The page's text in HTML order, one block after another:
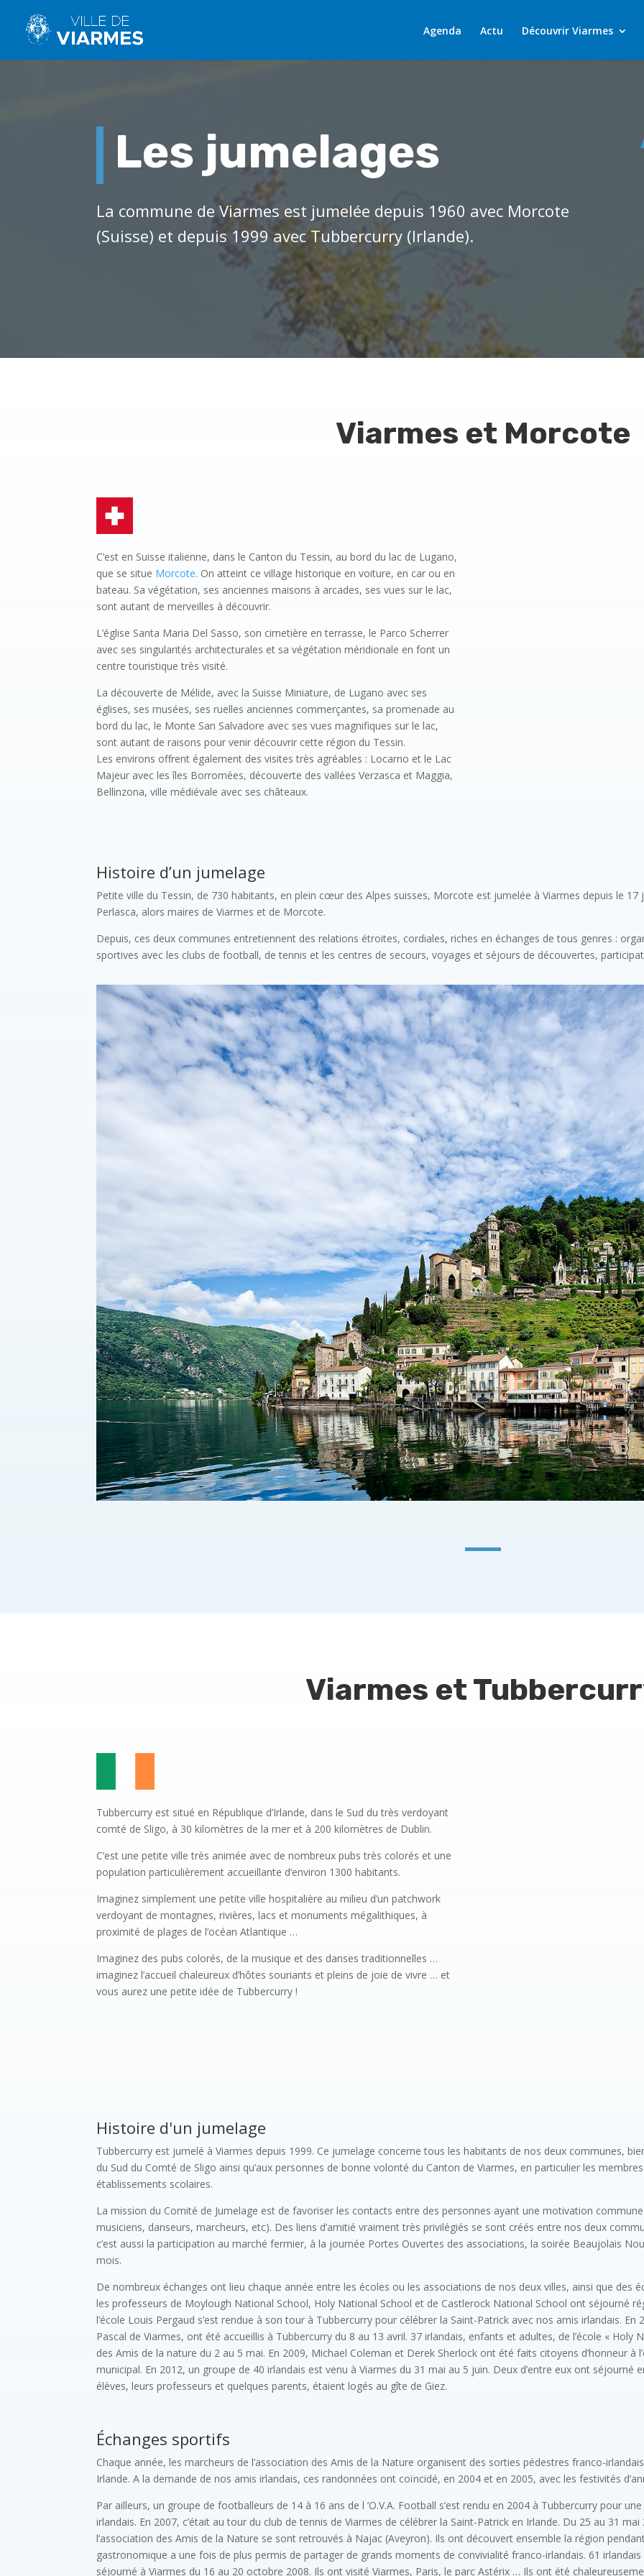
Agenda Actu Découvrir Viarmes
Les jumelages
La commune de Viarmes est jumelée depuis 1960 avec Morcote
(Suisse) et depuis 1999 avec Tubbercurry (Irlande).
Viarmes et Morcote
C’est en Suisse italienne, dans le Canton du Tessin, au bord du lac de Lugano,
que se situe Morcote. On atteint ce village historique en voiture, en car ou en
bateau. Sa végétation, ses anciennes maisons à arcades, ses vues sur le lac,
sont autant de merveilles à découvrir.
L’église Santa Maria Del Sasso, son cimetière en terrasse, le Parco Scherrer
avec ses singularités architecturales et sa végétation méridionale en font un
centre touristique très visité.
La découverte de Mélide, avec la Suisse Miniature, de Lugano avec ses
églises, ses musées, ses ruelles anciennes commerçantes, sa promenade au
bord du lac, le Monte San Salvadore avec ses vues magnifiques sur le lac,
sont autant de raisons pour venir découvrir cette région du Tessin.
Les environs offrent également des visites très agréables : Locarno et le Lac
Majeur avec les îles Borromées, découverte des vallées Verzasca et Maggia,
Bellinzona, ville médiévale avec ses châteaux.
Histoire d’un jumelage
Petite ville du Tessin, de 730 habitants, en plein cœur des Alpes suisses, Morcote est jumelée à Viarmes depuis le 17
Perlasca, alors maires de Viarmes et de Morcote.
Depuis, ces deux communes entretiennent des relations étroites, cordiales, riches en échanges de tous genres :
sportives avec les clubs de football, de tennis et les centres de secours, voyages et séjours de découvertes,
Viarmes et
Tubbercurry est situé en République d’Irlande, dans le Sud du très verdoyant
comté de Sligo, à 30 kilomètres de la mer et à 200 kilomètres de Dublin.
C’est une petite ville très animée avec de nombreux pubs très colorés et une
population particulièrement accueillante d’environ 1300 habitants.
Imaginez simplement une petite ville hospitalière au milieu d’un patchwork
verdoyant de montagnes, rivières, lacs et monuments mégalithiques, à
proximité de plages de l’océan Atlantique …
Imaginez des pubs colorés, de la musique et des danses traditionnelles …
imaginez l’accueil chaleureux d’hôtes souriants et pleins de joie de vivre … et
vous aurez une petite idée de Tubbercurry !
Histoire d'un jumelage
Tubbercurry est jumelé à Viarmes depuis 1999. Ce jumelage concerne tous les habitants de nos deux communes,
du Sud du Comté de Sligo ainsi qu’aux personnes de bonne volonté du Canton de Viarmes, en particulier les
établissements scolaires.
La mission du Comité de Jumelage est de favoriser les contacts entre des personnes ayant une motivation
musiciens, danseurs, marcheurs, etc). Des liens d’amitié vraiment très privilégiés se sont créés entre nos deux
c’est aussi la participation au marché fermier, à la journée Portes Ouvertes des associations, la soirée Beaujolais
mois.
De nombreux échanges ont lieu chaque année entre les écoles ou les associations de nos deux villes, ainsi que des
les professeurs de Moylough National School, Holy National School et de Castlerock National School ont séjourné
l’école Louis Pergaud s’est rendue à son tour à Tubbercurry pour célébrer la Saint-Patrick avec nos amis irlandais.
Pascal de Viarmes, ont été accueillis à Tubbercurry du 8 au 13 avril. 37 irlandais, enfants et adultes, de l’école «
des Amis de la nature du 2 au 5 mai. En 2009, Michael Coleman et Derek Sherlock ont été faits citoyens d’honneur à
municipal. En 2012, un groupe de 40 irlandais est venu à Viarmes du 31 mai au 5 juin. Deux d’entre eux ont
élèves, leurs professeurs et quelques parents, étaient logés au gîte de Giez.
Échanges sportifs
Chaque année, les marcheurs de l’association des Amis de la Nature organisent des sorties pédestres franco-
Irlande. A la demande de nos amis irlandais, ces randonnées ont coïncidé, en 2004 et en 2005, avec les festivités
Par ailleurs, un groupe de footballeurs de 14 à 16 ans de l ’O.V.A. Football s’est rendu en 2004 à Tubbercurry pour
irlandais. En 2007, c’était au tour du club de tennis de Viarmes de célébrer la Saint-Patrick en Irlande. Du 25 au 31
l’association des Amis de la Nature se sont retrouvés à Najac (Aveyron). Ils ont découvert ensemble la région
gastronomique a une fois de plus permis de partager de grands moments de convivialité franco-irlandais. 61
séjourné à Viarmes du 16 au 20 octobre 2008. Ils ont visité Viarmes, Paris, le parc Astérix … Ils ont été